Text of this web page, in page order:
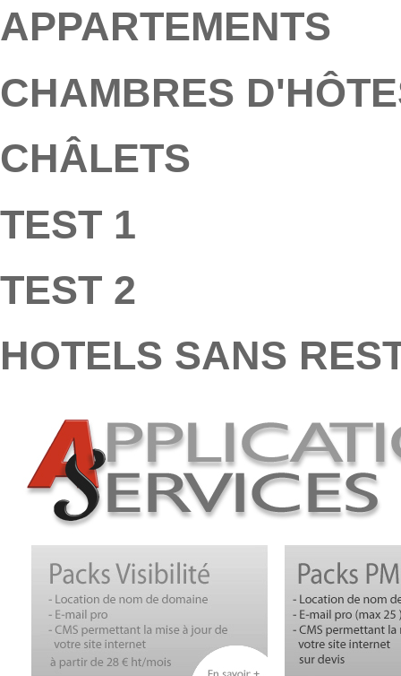
APPARTEMENTS
CHAMBRES
CHÂLETS
TEST 1
TEST 2
HOTELS SANS